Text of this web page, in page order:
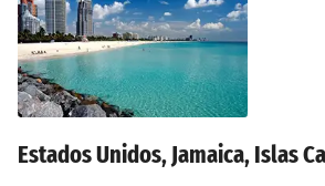
Estados Unidos, Jamaica, Islas